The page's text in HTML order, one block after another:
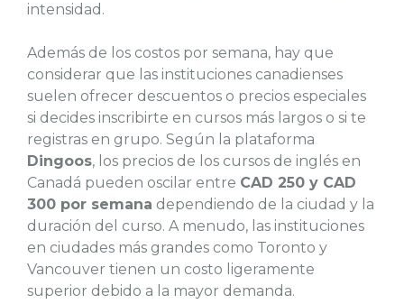
intensidad.
Además de los costos por semana, hay que
considerar que las instituciones canadienses
suelen ofrecer descuentos o precios especiales
si decides inscribirte en cursos más largos o si te
registras en grupo. Según la plataforma
Dingoos, los precios de los cursos de inglés en
Canadá pueden oscilar entre CAD 250 y CAD
300 por semana dependiendo de la ciudad y la
duración del curso. A menudo, las instituciones
en ciudades más grandes como Toronto y
Vancouver tienen un costo ligeramente
superior debido a la mayor demanda.